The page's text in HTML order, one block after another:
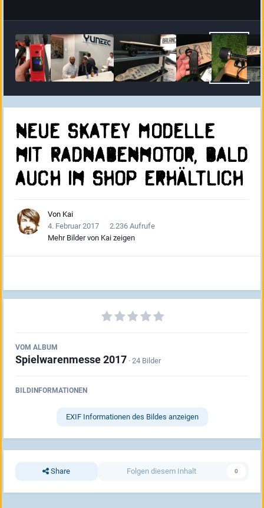
Neue Skatey Modelle
mit Radnabenmotor, bald
auch im Shop erhältlich
Von Kai
4. Februar 2017
2.236 Aufrufe
Mehr Bilder von Kai zeigen
VOM ALBUM
Spielwarenmesse 2017 · 24 Bilder
BILDINFORMATIONEN
EXIF Informationen des Bildes anzeigen
Share Folgen diesem Inhalt 0